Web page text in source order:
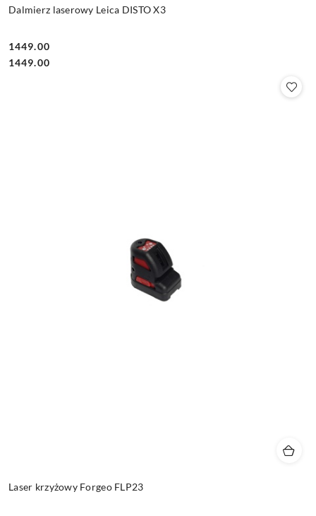
Dalmierz laserowy Leica DISTO X3
Cena:
1449.00
Cena:
1449.00
Laser krzyżowy Forgeo FLP23